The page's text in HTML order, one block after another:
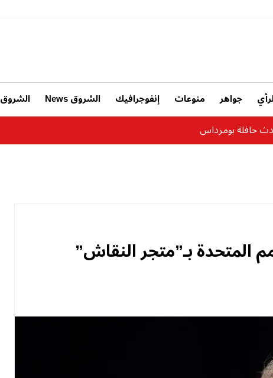
جواهر منوعات إنفوجرافيك الشروق News الشروق TV
المتحدة بـ”متجر النقاش”